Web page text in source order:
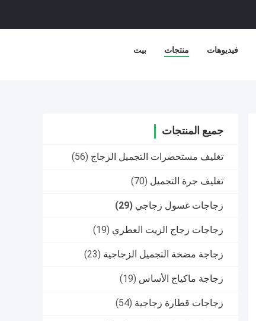
بيت منتجات فيديوهات
جميع المنتجات
تغليف مستحضرات التجميل الزجاج (56)
تغليف جرة التجميل (70)
زجاجات غسول زجاجي (29)
زجاجات زجاج الزيت العطري (19)
زجاجة مضخة التجميل الزجاجية (23)
زجاجة ماكياج الأساس (19)
زجاجات قطارة زجاجية (54)